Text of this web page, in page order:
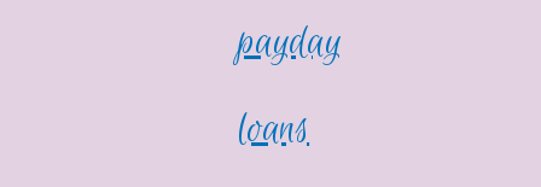
payday
loans